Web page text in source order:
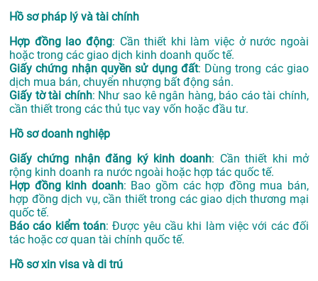
Hồ sơ pháp lý và tài chính
Hợp đồng lao động: Cần thiết khi làm việc ở nước ngoài
hoặc trong các giao dịch kinh doanh quốc tế.
Giấy chứng nhận quyền sử dụng đất: Dùng trong các giao
dịch mua bán, chuyển nhượng bất động sản.
Giấy tờ tài chính: Như sao kê ngân hàng, báo cáo tài chính,
cần thiết trong các thủ tục vay vốn hoặc đầu tư.
Hồ sơ doanh nghiệp
Giấy chứng nhận đăng ký kinh doanh: Cần thiết khi mở
rộng kinh doanh ra nước ngoài hoặc hợp tác quốc tế.
Hợp đồng kinh doanh: Bao gồm các hợp đồng mua bán,
hợp đồng dịch vụ, cần thiết trong các giao dịch thương mại
quốc tế.
Báo cáo kiểm toán: Được yêu cầu khi làm việc với các đối
tác hoặc cơ quan tài chính quốc tế.
Hồ sơ xin visa và di trú